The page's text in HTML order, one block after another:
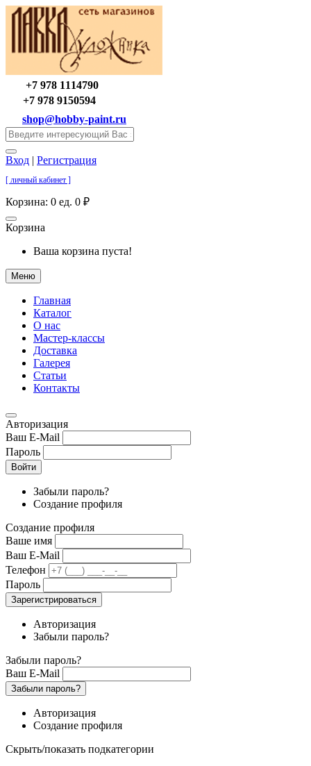
+7 978 1114790
+7 978 9150594
shop@hobby-paint.ru
Вход | Регистрация
[ личный кабинет ]
Корзина: 0 ед. 0 ₽
Корзина
Ваша корзина пуста!
Меню
Главная
Каталог
О нас
Мастер-классы
Доставка
Галерея
Статьи
Контакты
Авторизация
Ваш E-Mail
Пароль
Войти
Забыли пароль?
Создание профиля
Создание профиля
Ваше имя
Ваш E-Mail
Телефон
Пароль
Зарегистрироваться
Авторизация
Забыли пароль?
Забыли пароль?
Ваш E-Mail
Забыли пароль?
Авторизация
Создание профиля
Скрыть/показать подкатегории